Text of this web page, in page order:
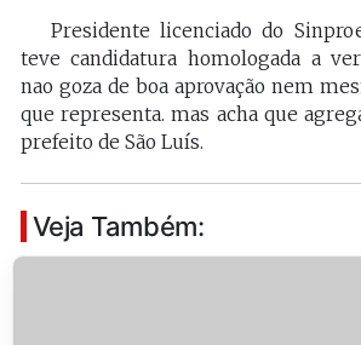
Presidente licenciado do
teve candidatura homologada a
nao goza de boa aprovação nem
que representa. mas acha que
prefeito de São Luís.
Veja Também: